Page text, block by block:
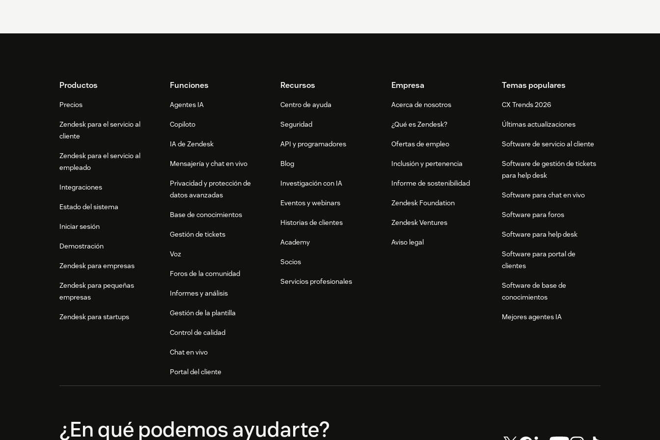
FooterProductos
Precios
Zendesk para el servicio al
cliente
Zendesk para el servicio al
empleado
Integraciones
Estado del sistema
Iniciar sesión
Demostración
Zendesk para empresas
Zendesk para pequeñas
empresas
Zendesk para startups
Funciones
Agentes IA
Copiloto
IA de Zendesk
Mensajería y chat en vivo
Privacidad y protección de
datos avanzadas
Base de conocimientos
Gestión de tickets
Voz
Foros de la comunidad
Informes y análisis
Gestión de la plantilla
Control de calidad
Chat en vivo
Portal del cliente
Recursos
Centro de ayuda
Seguridad
API y programadores
Blog
Investigación con IA
Eventos y webinars
Historias de clientes
Academy
Socios
Servicios profesionales
Empresa
Acerca de nosotros
¿Qué es Zendesk?
Ofertas de empleo
Inclusión y pertenencia
Informe de sostenibilidad
Zendesk Foundation
Zendesk Ventures
Aviso legal
Temas populares
CX Trends 2026
Últimas actualizaciones
Software de servicio al cliente
Software de gestión de tickets
para help desk
Software para chat en vivo
Software para foros
Software para help desk
Software para portal de
clientes
Software de base de
conocimientos
Mejores agentes IA
¿En qué podemos ayudarte?